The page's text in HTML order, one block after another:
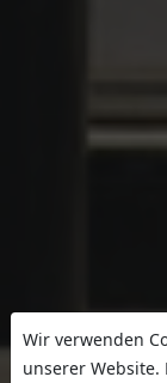
Wir verwenden
unserer